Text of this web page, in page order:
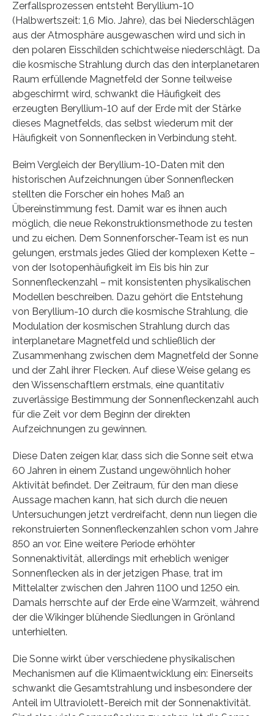
Zerfallsprozessen entsteht Beryllium-10
(Halbwertszeit: 1,6 Mio. Jahre), das bei Niederschlägen
aus der Atmosphäre ausgewaschen wird und sich in
den polaren Eisschilden schichtweise niederschlägt. Da
die kosmische Strahlung durch das den interplanetaren
Raum erfüllende Magnetfeld der Sonne teilweise
abgeschirmt wird, schwankt die Häufigkeit des
erzeugten Beryllium-10 auf der Erde mit der Stärke
dieses Magnetfelds, das selbst wiederum mit der
Häufigkeit von Sonnenflecken in Verbindung steht.
Beim Vergleich der Beryllium-10-Daten mit den
historischen Aufzeichnungen über Sonnenflecken
stellten die Forscher ein hohes Maß an
Übereinstimmung fest. Damit war es ihnen auch
möglich, die neue Rekonstruktionsmethode zu testen
und zu eichen. Dem Sonnenforscher-Team ist es nun
gelungen, erstmals jedes Glied der komplexen Kette –
von der Isotopenhäufigkeit im Eis bis hin zur
Sonnenfleckenzahl – mit konsistenten physikalischen
Modellen beschreiben. Dazu gehört die Entstehung
von Beryllium-10 durch die kosmische Strahlung, die
Modulation der kosmischen Strahlung durch das
interplanetare Magnetfeld und schließlich der
Zusammenhang zwischen dem Magnetfeld der Sonne
und der Zahl ihrer Flecken. Auf diese Weise gelang es
den Wissenschaftlern erstmals, eine quantitativ
zuverlässige Bestimmung der Sonnenfleckenzahl auch
für die Zeit vor dem Beginn der direkten
Aufzeichnungen zu gewinnen.
Diese Daten zeigen klar, dass sich die Sonne seit etwa
60 Jahren in einem Zustand ungewöhnlich hoher
Aktivität befindet. Der Zeitraum, für den man diese
Aussage machen kann, hat sich durch die neuen
Untersuchungen jetzt verdreifacht, denn nun liegen die
rekonstruierten Sonnenfleckenzahlen schon vom Jahre
850 an vor. Eine weitere Periode erhöhter
Sonnenaktivität, allerdings mit erheblich weniger
Sonnenflecken als in der jetzigen Phase, trat im
Mittelalter zwischen den Jahren 1100 und 1250 ein.
Damals herrschte auf der Erde eine Warmzeit, während
der die Wikinger blühende Siedlungen in Grönland
unterhielten.
Die Sonne wirkt über verschiedene physikalischen
Mechanismen auf die Klimaentwicklung ein: Einerseits
schwankt die Gesamtstrahlung und insbesondere der
Anteil im Ultraviolett-Bereich mit der Sonnenaktivität.